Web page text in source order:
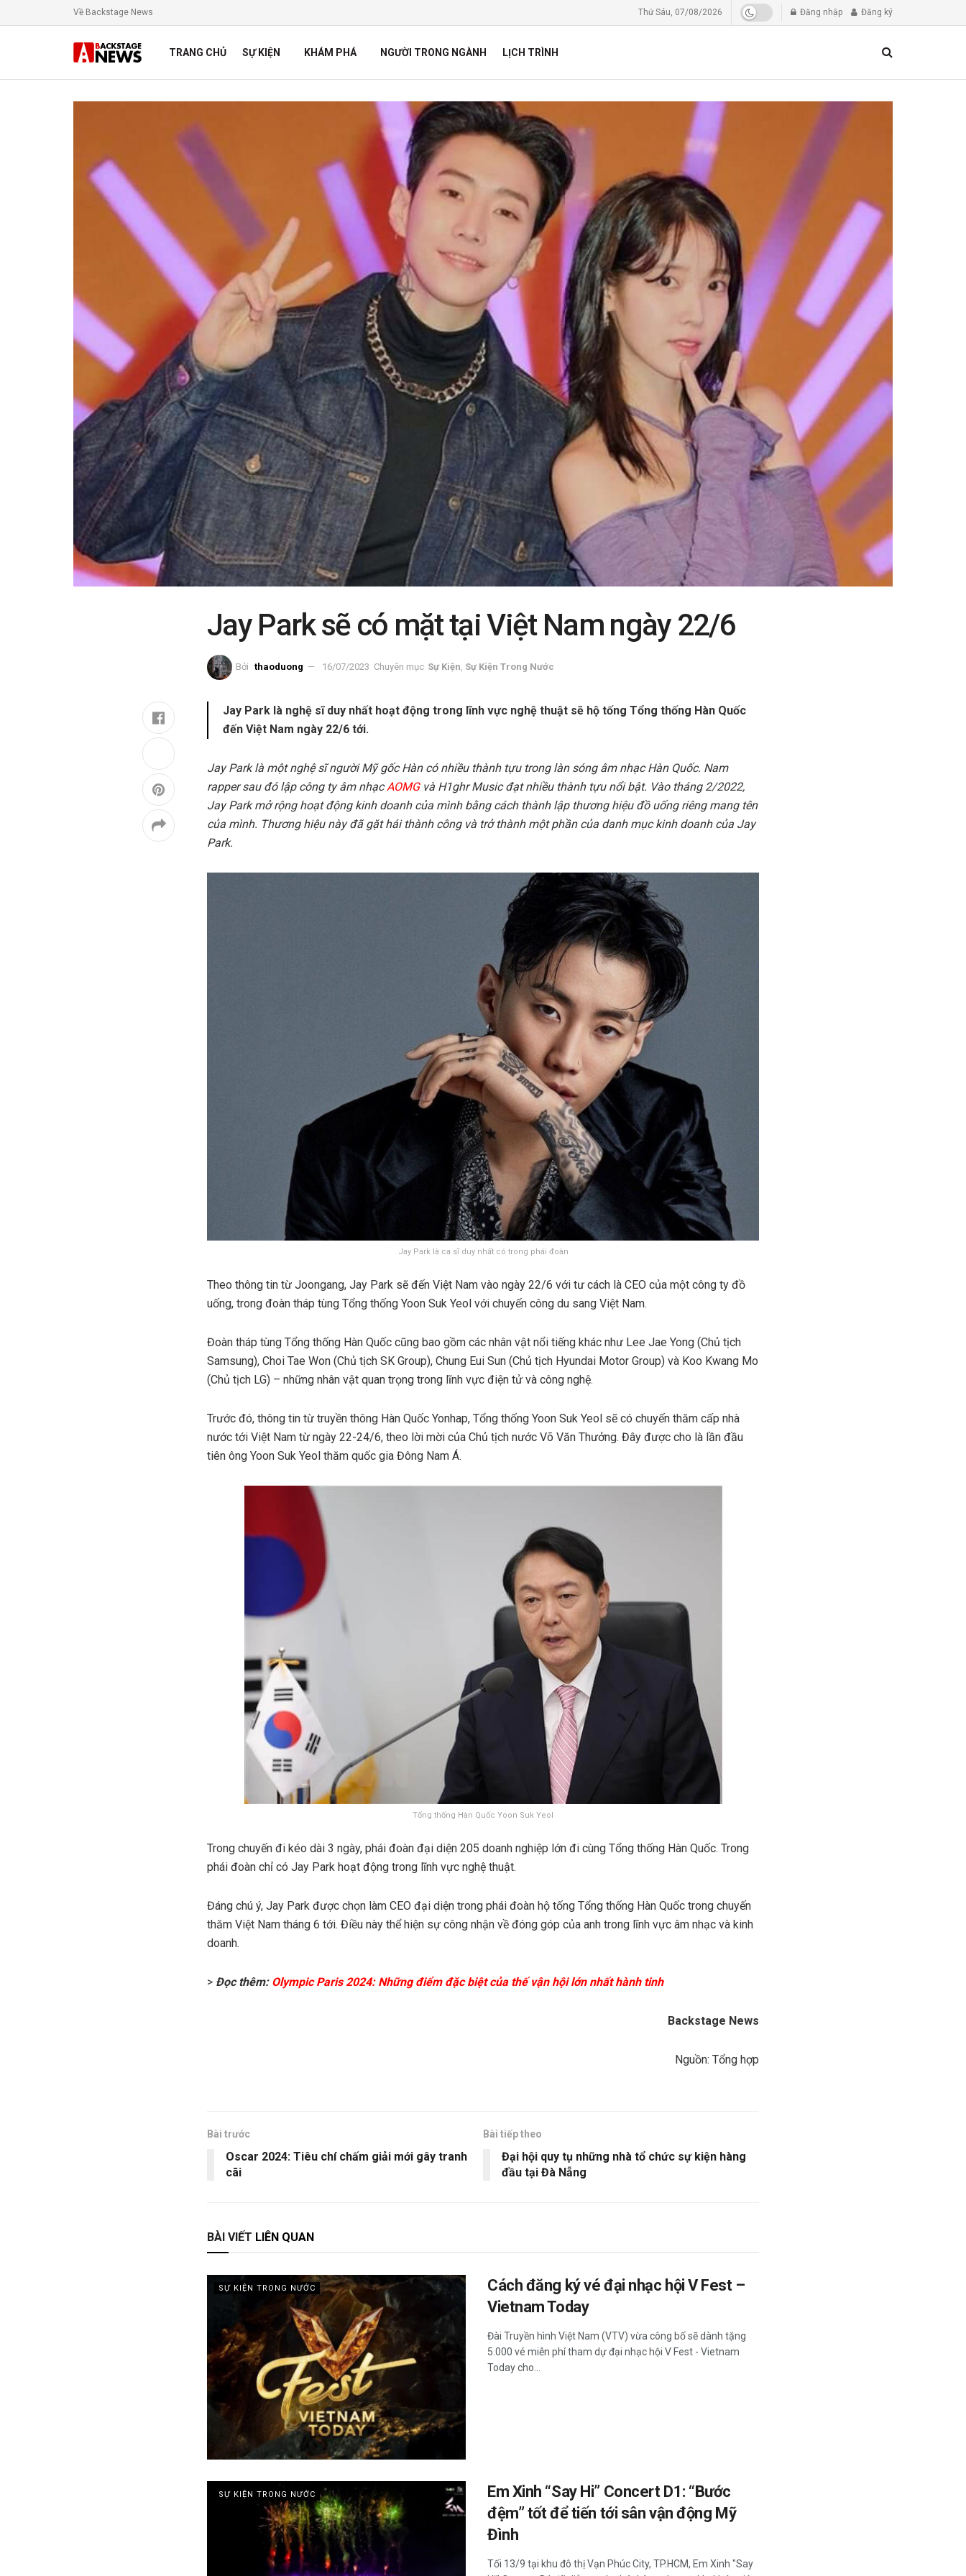
Về Backstage News Thứ Sáu, 07/08/2026 Đăng nhập Đăng ký
TRANG CHỦ SỰ KIỆN KHÁM PHÁ NGƯỜI TRONG NGÀNH LỊCH TRÌNH
Jay Park sẽ có mặt tại Việt Nam ngày 22/6
Bởi thaoduong 16/07/2023 Chuyên mục Sự Kiện Sự Kiện Trong Nước
Jay Park là nghệ sĩ duy nhất hoạt động trong lĩnh vực nghệ thuật sẽ hộ tống Tổng thống Hàn Quốc
đến Việt Nam ngày 22/6 tới.
Jay Park là một nghệ sĩ người Mỹ gốc Hàn có nhiều thành tựu trong làn sóng âm nhạc Hàn Quốc. Nam
rapper sau đó lập công ty âm nhạcAOMG và H1ghr Music đạt nhiều thành tựu nổi bật. Vào tháng 2/2022,
Jay Park mở rộng hoạt động kinh doanh của mình bằng cách thành lập thương hiệu đồ uống riêng mang tên
của mình. Thương hiệu này đã gặt hái thành công và trở thành một phần của danh mục kinh doanh của Jay
Park.
Jay Park là ca sĩ duy nhất có trong phái đoàn
Theo thông tin từ Joongang, Jay Park sẽ đến Việt Nam vào ngày 22/6 với tư cách là CEO của một công ty đồ
uống, trong đoàn tháp tùng Tổng thống Yoon Suk Yeol với chuyến công du sang Việt Nam.
Đoàn tháp tùng Tổng thống Hàn Quốc cũng bao gồm các nhân vật nổi tiếng khác như Lee Jae Yong (Chủ tịch
Samsung), Choi Tae Won (Chủ tịch SK Group), Chung Eui Sun (Chủ tịch Hyundai Motor Group) và Koo Kwang Mo
(Chủ tịch LG) – những nhân vật quan trọng trong lĩnh vực điện tử và công nghệ.
Trước đó, thông tin từ truyền thông Hàn Quốc Yonhap, Tổng thống Yoon Suk Yeol sẽ có chuyến thăm cấp nhà
nước tới Việt Nam từ ngày 22-24/6, theo lời mời của Chủ tịch nước Võ Văn Thưởng. Đây được cho là lần đầu
tiên ông Yoon Suk Yeol thăm quốc gia Đông Nam Á.
Tổng thống Hàn Quốc Yoon Suk Yeol
Trong chuyến đi kéo dài 3 ngày, phái đoàn đại diện 205 doanh nghiệp lớn đi cùng Tổng thống Hàn Quốc. Trong
phái đoàn chỉ có Jay Park hoạt động trong lĩnh vực nghệ thuật.
Đáng chú ý, Jay Park được chọn làm CEO đại diện trong phái đoàn hộ tống Tổng thống Hàn Quốc trong chuyến
thăm Việt Nam tháng 6 tới. Điều này thể hiện sự công nhận về đóng góp của anh trong lĩnh vực âm nhạc và kinh
doanh.
> Đọc thêm: Olympic Paris 2024: Những điểm đặc biệt của thế vận hội lớn nhất hành tinh
Backstage News
Nguồn: Tổng hợp
Bài trước
Oscar 2024: Tiêu chí chấm giải mới gây tranh
cãi
Bài tiếp theo
Đại hội quy tụ những nhà tổ chức sự kiện hàng
đầu tại Đà Nẵng
BÀI VIẾT LIÊN QUAN
SỰ KIỆN TRONG NƯỚC
Cách đăng ký vé đại nhạc hội V Fest –
Vietnam Today
Đài Truyền hình Việt Nam (VTV) vừa công bố sẽ dành tặng
5.000 vé miễn phí tham dự đại nhạc hội V Fest - Vietnam
Today cho...
SỰ KIỆN TRONG NƯỚC
Em Xinh “Say Hi” Concert D1: “Bước
đệm” tốt để tiến tới sân vận động Mỹ
Đình
Tối 13/9 tại khu đô thị Vạn Phúc City, TP.HCM, Em Xinh "Say